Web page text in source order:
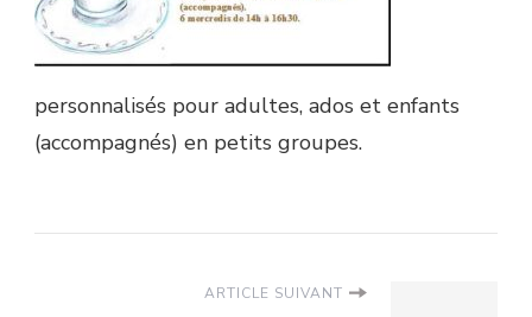
personnalisés pour adultes, ados et enfants
(accompagnés) en petits groupes.
ARTICLE SUIVANT